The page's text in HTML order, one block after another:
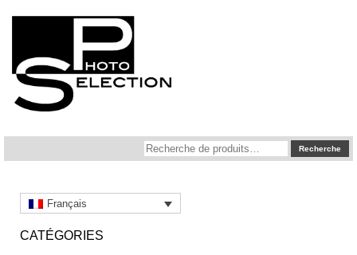
Recherche
pour :
Recherche
Français
CATÉGORIES